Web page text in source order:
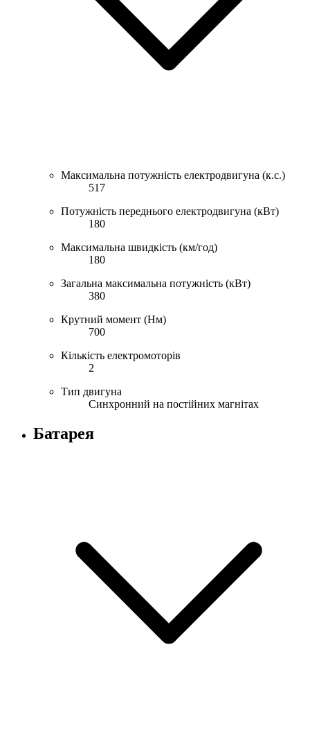
Максимальна потужність електродвигуна (к.с.)
517
Потужність переднього електродвигуна (кВт)
180
Максимальна швидкість (км/год)
180
Загальна максимальна потужність (кВт)
380
Крутний момент (Нм)
700
Кількість електромоторів
2
Тип двигуна
Синхронний на постійних магнітах
Батарея